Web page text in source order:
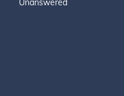
Unanswered